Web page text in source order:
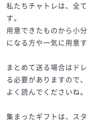
私たちチャトレは、全
す。
用意できたものから小
になる方や一気に用意
まとめて送る場合はド
る必要がありますので
よく読んでくださいね。
集まったギフトは、ス